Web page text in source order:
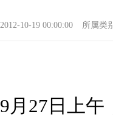
2012-10-19 00:00:00 所属类
9月27日上午